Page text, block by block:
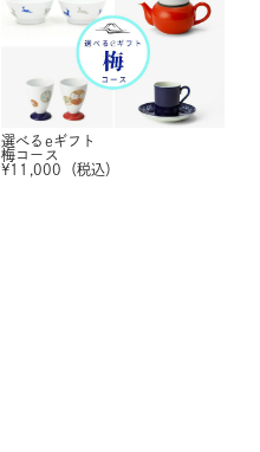
選べるeギフト
梅コース
¥11,000 （税込）